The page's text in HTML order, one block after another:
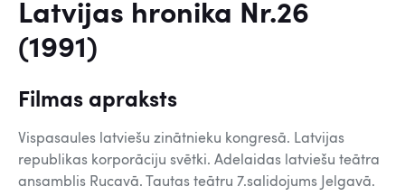
Latvijas hronika Nr.26
(1991)
Filmas apraksts
Vispasaules latviešu zinātnieku kongresā. Latvijas
republikas korporāciju svētki. Adelaidas latviešu teātra
ansamblis Rucavā. Tautas teātru 7.salidojums Jelgavā.